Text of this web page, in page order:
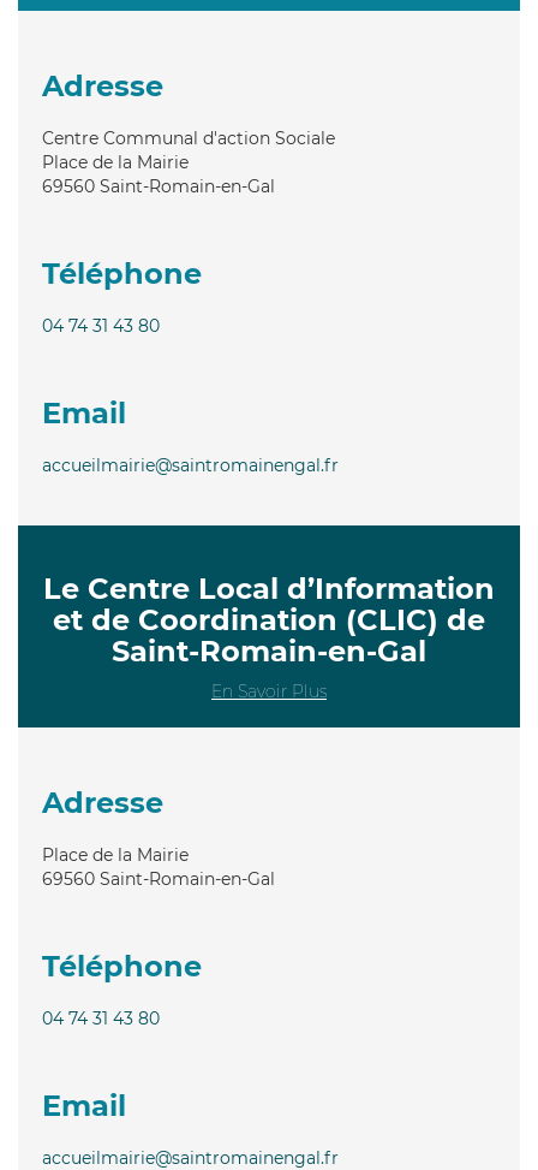
Adresse
Centre Communal d'action Sociale
Place de la Mairie
69560 Saint-Romain-en-Gal
Téléphone
04 74 31 43 80
Email
accueilmairie@saintromainengal.fr
Le Centre Local d’Information
et de Coordination (CLIC) de
Saint-Romain-en-Gal
En Savoir Plus
Adresse
Place de la Mairie
69560 Saint-Romain-en-Gal
Téléphone
04 74 31 43 80
Email
accueilmairie@saintromainengal.fr